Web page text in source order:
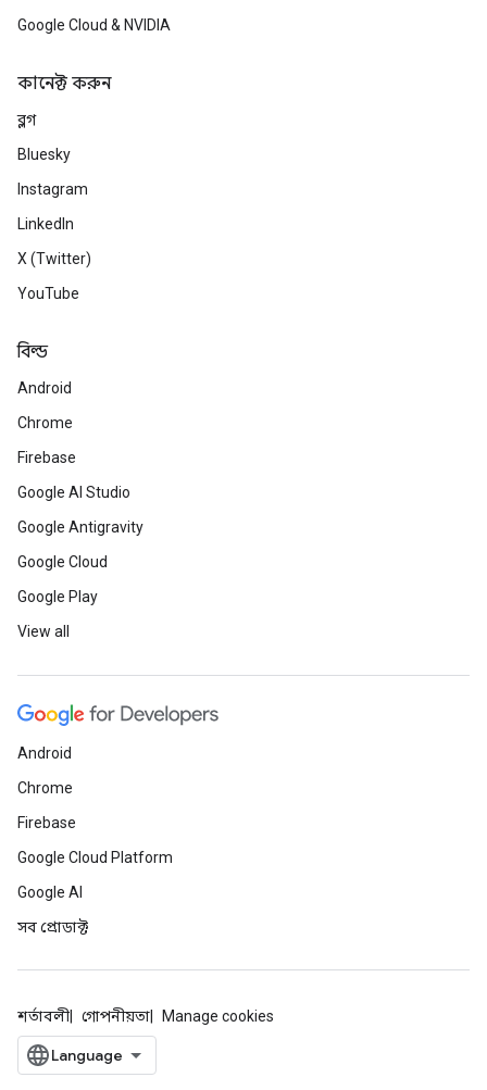
Google Cloud & NVIDIA
কানেক্ট করুন
ব্লগ
Bluesky
Instagram
LinkedIn
X (Twitter)
YouTube
বিল্ড
Android
Chrome
Firebase
Google AI Studio
Google Antigravity
Google Cloud
Google Play
View all
Android
Chrome
Firebase
Google Cloud Platform
Google AI
সব প্রোডাক্ট
শর্তাবলী গোপনীয়তা Manage cookies